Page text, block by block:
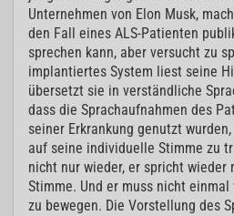
Unternehmen von Elon Musk,
den Fall eines ALS-Patienten
sprechen kann, aber versucht zu
implantiertes System liest seine
übersetzt sie in verständliche
dass die Sprachaufnahmen des
seiner Erkrankung genutzt
auf seine individuelle Stimme zu
nicht nur wieder, er spricht wieder
Stimme. Und er muss nicht
zu bewegen. Die Vorstellung des